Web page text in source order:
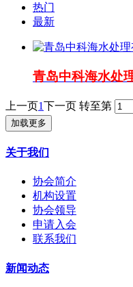
热门
最新
青岛中科海水处
上一页1下一页 转至第
加载更多
关于我们
协会简介
机构设置
协会领导
申请入会
联系我们
新闻动态